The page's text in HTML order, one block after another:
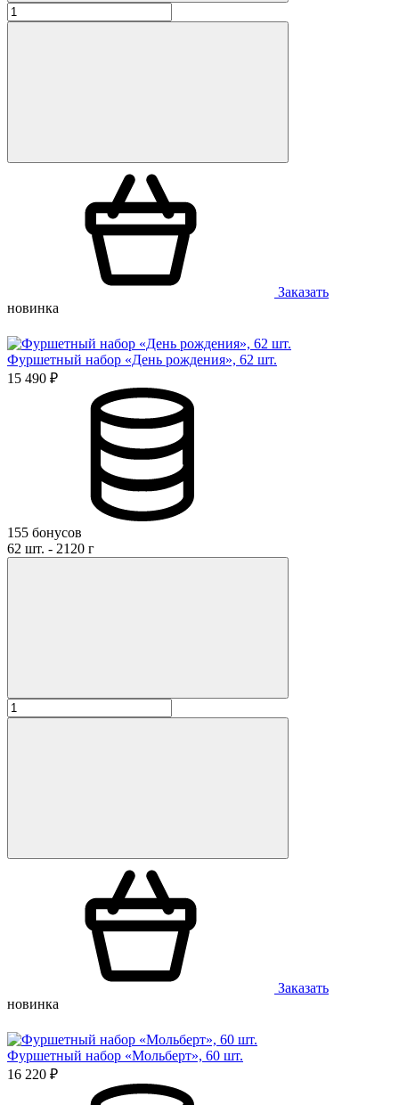
Заказать
новинка
Фуршетный набор «День рождения», 62 шт.
15 490 ₽
155 бонусов
62 шт. - 2120 г
Заказать
новинка
Фуршетный набор «Мольберт», 60 шт.
16 220 ₽